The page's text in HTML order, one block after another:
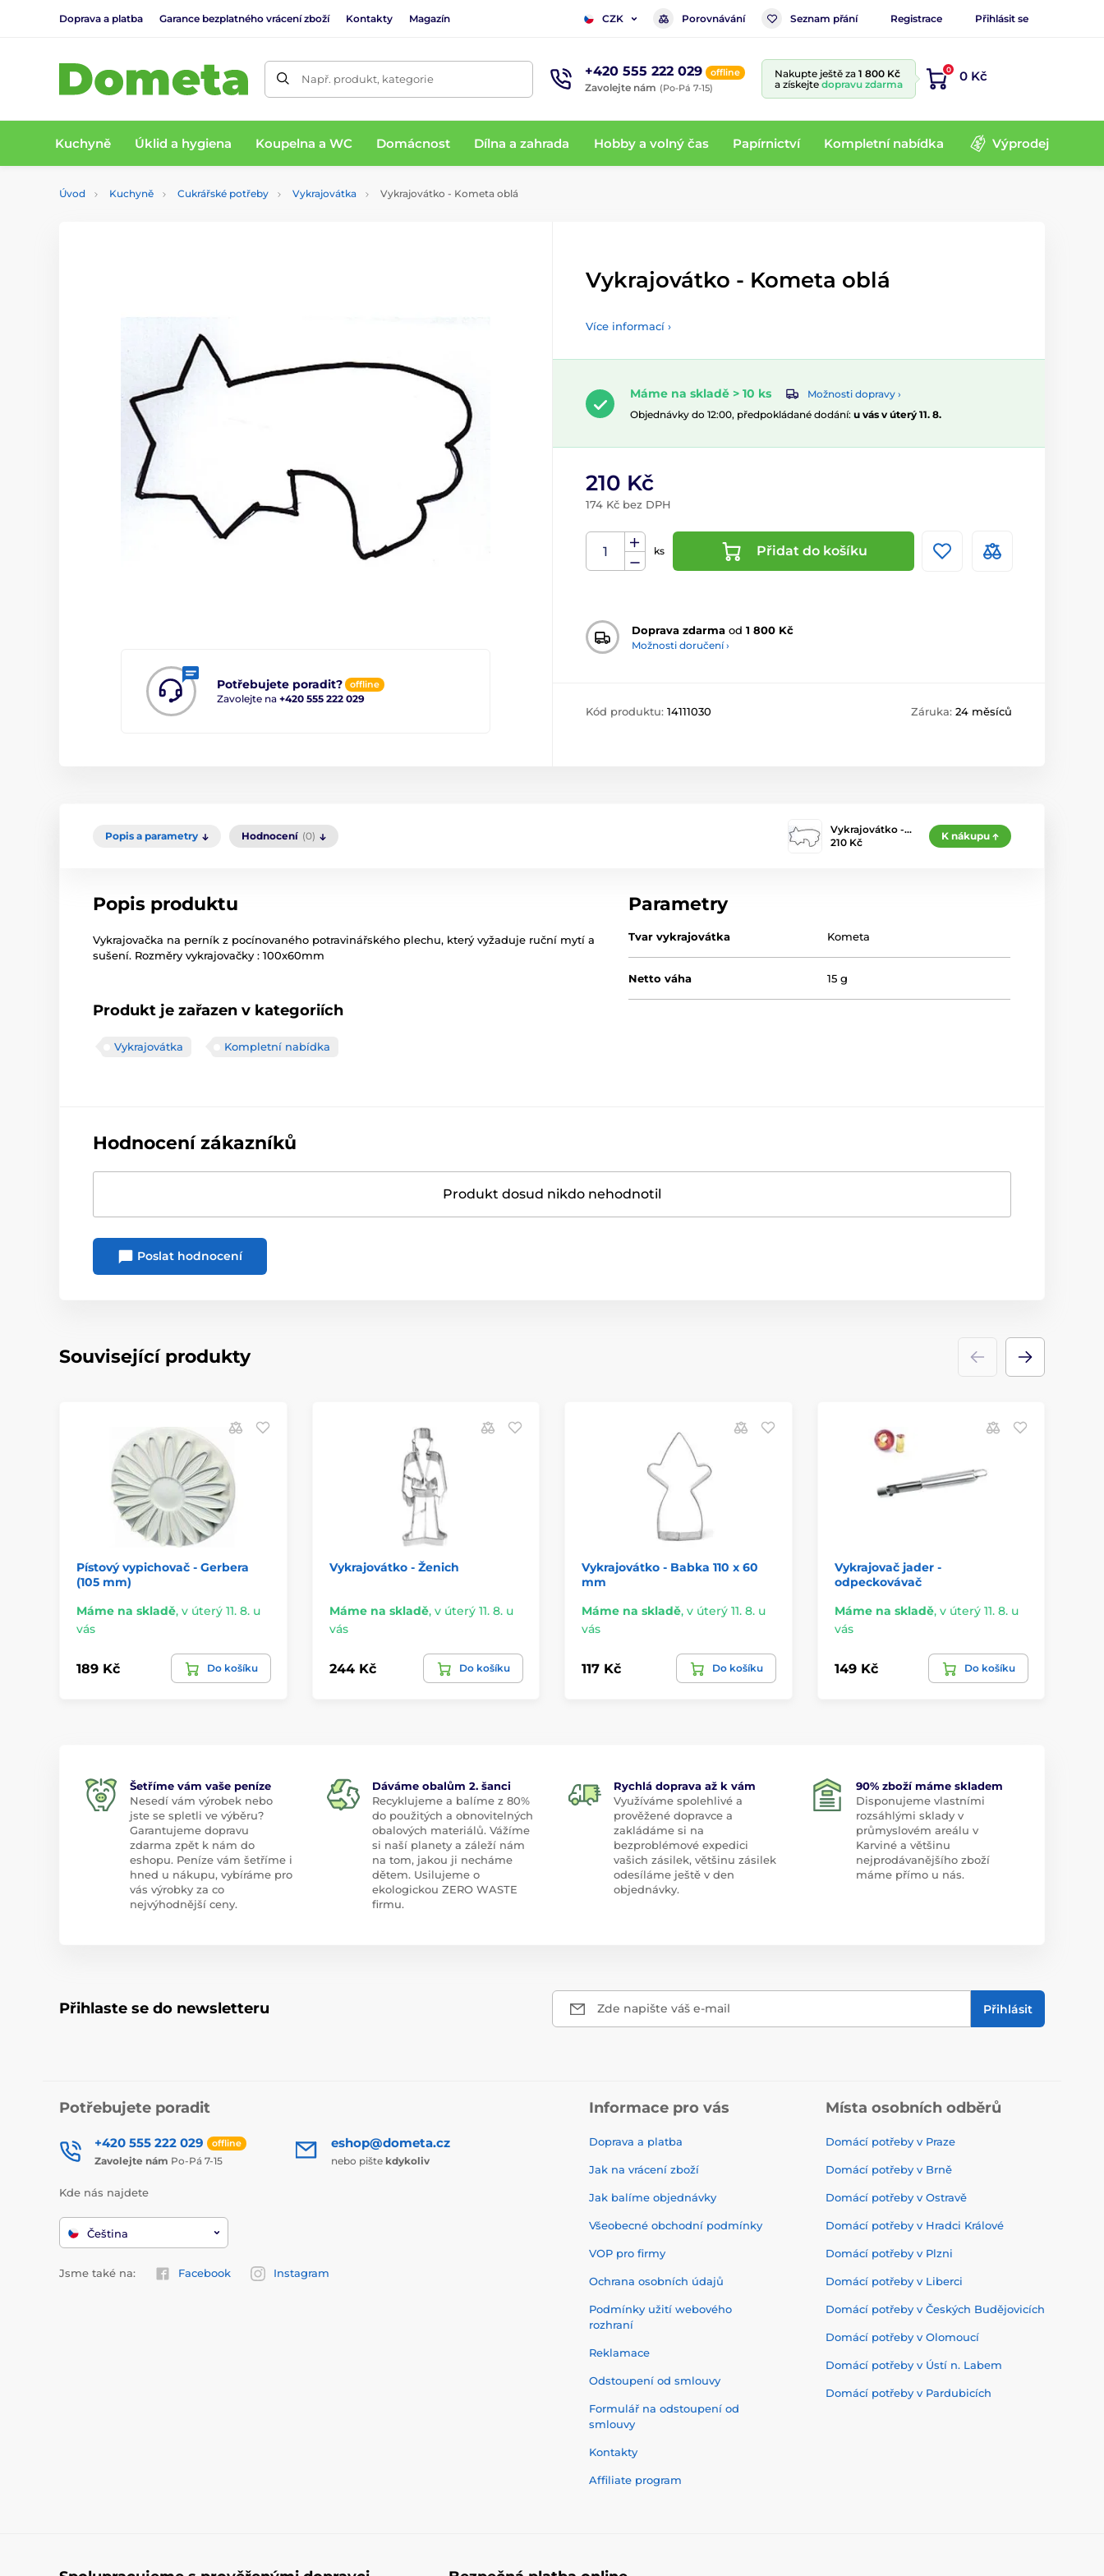
Doprava a platba Garance bezplatného vrácení zboží Kontakty Magazín CZK Porovnávání Seznam přání Registrace Přihlásit se
Např. produkt, kategorie +420 555 222 029 offline
Zavolejte nám (Po-Pá 7-15)
Nakupte ještě za 1 800 Kč
a získejte dopravu zdarma
0 0 Kč
Kuchyně Úklid a hygiena Koupelna a WC Domácnost Dílna a zahrada Hobby a volný čas Papírnictví Kompletní nabídka Výprodej
Úvod Kuchyně Cukrářské potřeby Vykrajovátka Vykrajovátko - Kometa oblá
Potřebujete poradit? offline
Zavolejte na +420 555 222 029
Vykrajovátko - Kometa oblá
Více informací ›
Máme na skladě > 10 ks
Možnosti dopravy ›
Objednávky do 12:00, předpokládané dodání: u vás v úterý 11. 8.
210 Kč
174 Kč bez DPH
ks Přidat do košíku
Doprava zdarma od 1 800 Kč
Možnosti doručení ›
Kód produktu: 14111030 Záruka: 24 měsíců
Popis a parametry Hodnocení (0)
Vykrajovátko -…
210 Kč
K nákupu
Popis produktu
Vykrajovačka na perník z pocínovaného potravinářského plechu, který vyžaduje ruční mytí a
sušení. Rozměry vykrajovačky : 100x60mm
Produkt je zařazen v kategoriích
Vykrajovátka Kompletní nabídka
Parametry
Tvar vykrajovátka Kometa
Netto váha 15 g
Hodnocení zákazníků
Produkt dosud nikdo nehodnotil
Poslat hodnocení
Související produkty
Pístový vypichovač - Gerbera
(105 mm)
Máme na skladě, v úterý 11. 8. u
vás
189 Kč Do košíku
Vykrajovátko - Ženich
Máme na skladě, v úterý 11. 8. u
vás
244 Kč Do košíku
Vykrajovátko - Babka 110 x 60
mm
Máme na skladě, v úterý 11. 8. u
vás
117 Kč Do košíku
Vykrajovač jader -
odpeckovávač
Máme na skladě, v úterý 11. 8. u
vás
149 Kč Do košíku
Šetříme vám vaše peníze
Nesedí vám výrobek nebo
jste se spletli ve výběru?
Garantujeme dopravu
zdarma zpět k nám do
eshopu. Peníze vám šetříme i
hned u nákupu, vybíráme pro
vás výrobky za co
nejvýhodnější ceny.
Dáváme obalům 2. šanci
Recyklujeme a balíme z 80%
do použitých a obnovitelných
obalových materiálů. Vážíme
si naší planety a záleží nám
na tom, jakou ji necháme
dětem. Usilujeme o
ekologickou ZERO WASTE
firmu.
Rychlá doprava až k vám
Využíváme spolehlivé a
prověžené dopravce a
zakládáme si na
bezproblémové expedici
vašich zásilek, většinu zásilek
odesíláme ještě v den
objednávky.
90% zboží máme skladem
Disponujeme vlastními
rozsáhlými sklady v
průmyslovém areálu v
Karviné a většinu
nejprodávanějšího zboží
máme přímo u nás.
Přihlaste se do newsletteru Zde napište váš e-mail Přihlásit
Potřebujete poradit
+420 555 222 029 offline
Zavolejte nám Po-Pá 7-15
eshop@dometa.cz
nebo pište kdykoliv
Kde nás najdete
Čeština
Jsme také na: Facebook Instagram
Informace pro vás
Doprava a platba
Jak na vrácení zboží
Jak balíme objednávky
Všeobecné obchodní podmínky
VOP pro firmy
Ochrana osobních údajů
Podmínky užití webového
rozhraní
Reklamace
Odstoupení od smlouvy
Formulář na odstoupení od
smlouvy
Kontakty
Affiliate program
Místa osobních odběrů
Domácí potřeby v Praze
Domácí potřeby v Brně
Domácí potřeby v Ostravě
Domácí potřeby v Hradci Králové
Domácí potřeby v Plzni
Domácí potřeby v Liberci
Domácí potřeby v Českých Budějovicích
Domácí potřeby v Olomoucí
Domácí potřeby v Ústí n. Labem
Domácí potřeby v Pardubicích